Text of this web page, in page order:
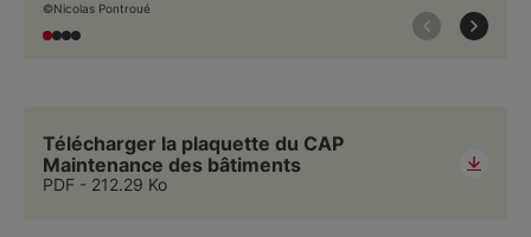
©Nicolas Pontroué
Télécharger la plaquette du CAP
Maintenance des bâtiments
PDF 212.29 Ko